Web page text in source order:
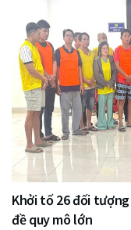
Khởi tố 26 đối
đề quy mô lớn